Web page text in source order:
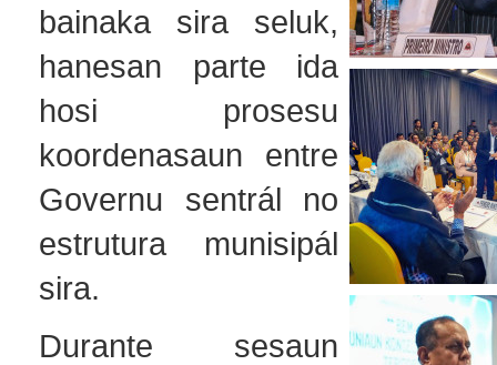
bainaka sira seluk,
hanesan parte ida
hosi prosesu
koordenasaun entre
Governu sentrál no
estrutura munisipál
sira.
Durante sesaun